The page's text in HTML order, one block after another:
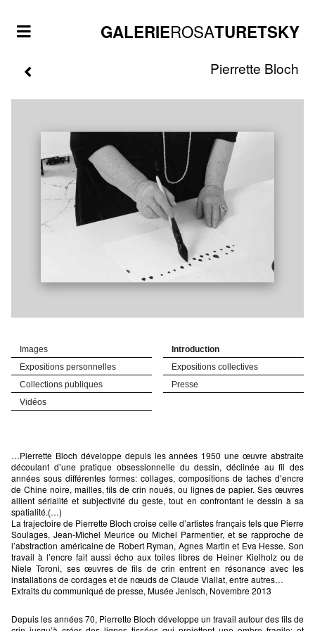
GALERIEROSATURETSKY
Pierrette Bloch
…Pierrette Bloch développe depuis les années 1950 une œuvre abstraite
découlant d’une pratique obsessionnelle du dessin, déclinée au fil des
années sous différentes formes: collages, compositions de taches d’encre
de Chine noire, mailles, fils de crin noués, ou lignes de papier. Ses œuvres
allient sérialité et subjectivité du geste, tout en confrontant le dessin à sa
spatialité.(…)
La trajectoire de Pierrette Bloch croise celle d’artistes français tels que Pierre
Soulages, Jean-Michel Meurice ou Michel Parmentier, et se rapproche de
l’abstraction américaine de Robert Ryman, Agnes Martin et Eva Hesse. Son
travail à l’encre fait aussi écho aux toiles libres de Heiner Kielholz ou de
Niele Toroni, ses œuvres de fils de crin entrent en résonance avec les
installations de cordages et de nœuds de Claude Viallat, entre autres…
Extraits du communiqué de presse, Musée Jenisch, Novembre 2013
Depuis les années 70, Pierrette Bloch développe un travail autour des fils de
Images
Introduction
Expositions personnelles
Expositions collectives
Collections publiques
Presse
Vidéos